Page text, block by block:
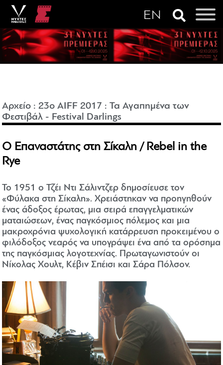
Αρχείο :23o AIFF 2017 :Τα Αγαπημένα των
Φεστιβάλ - Festival Darlings
Ο Επαναστάτης στη Σίκαλη / Rebel in the
Rye
Το 1951 ο Τζέι Ντι Σάλιντζερ δημοσίευσε τον
«Φύλακα στη Σίκαλη». Χρειάστηκαν να προηγηθούν
ένας άδοξος έρωτας, μια σειρά επαγγελματικών
ματαιώσεων, ένας παγκόσμιος πόλεμος και μια
μακροχρόνια ψυχολογική κατάρρευση προκειμένου ο
φιλόδοξος νεαρός να υπογράψει ένα από τα ορόσημα
της παγκόσμιας λογοτεχνίας. Πρωταγωνιστούν οι
Νίκολας Χουλτ, Κέβιν Σπέισι και Σάρα Πόλσον.